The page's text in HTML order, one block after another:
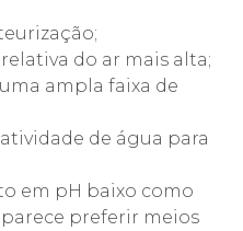
do ar mais alta;
ampla faixa de
de água para
em pH baixo como
preferir meios